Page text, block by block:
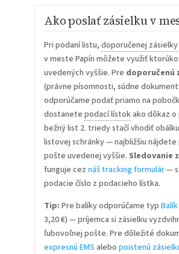
Ako poslať zásielku v
Pri podaní listu, doporučenej zásielky
v meste Papín môžete využiť
uvedených vyššie. Pre doporučenú
(právne písomnosti, súdne
odporúčame podať priamo na
dostanete podací lístokako dôkaz o
bežný list 2. triedy stačí vhodiť
listovej schránky — najbližšiu nájdete
pošte uvedenej vyššie. Sledovanie
funguje cez náš tracking formulár—
podacie číslo z podacieho lístka.
Tip: Pre balíky odporúčame typ
3,20 €) — príjemca si zásielku
ľubovoľnej pošte. Pre dôležité
expresnú EMS alebo poistenú